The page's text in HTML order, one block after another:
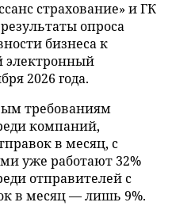
страхование» и ГК
опроса
бизнеса к
электронный
2026 года.
требованиям
компаний,
в месяц, с
уже работают 32%
отправителей с
в месяц — лишь 9%.